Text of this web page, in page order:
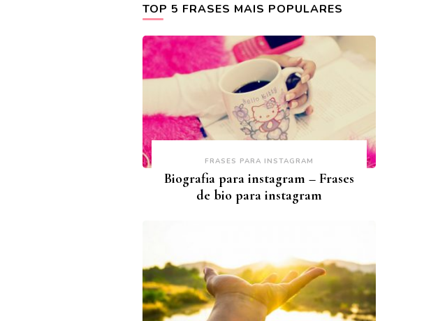
TOP 5 FRASES MAIS POPULARES
FRASES PARA INSTAGRAM
Biografia para instagram – Frases
de bio para instagram